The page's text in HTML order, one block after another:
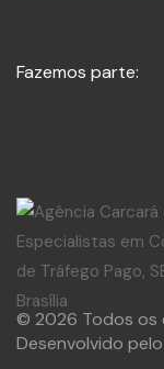
Fazemos parte:
© 2026 Todos os
Desenvolvido